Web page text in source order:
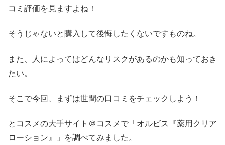
コミ評価を見ますよね！
そうじゃないと購入して後悔したくないですものね。
また、人によってはどんなリスクがあるのかも知っておき
たい。
そこで今回、まずは世間の口コミをチェックしよう！
とコスメの大手サイト＠コスメで「オルビス『薬用クリア
ローション』」を調べてみました。